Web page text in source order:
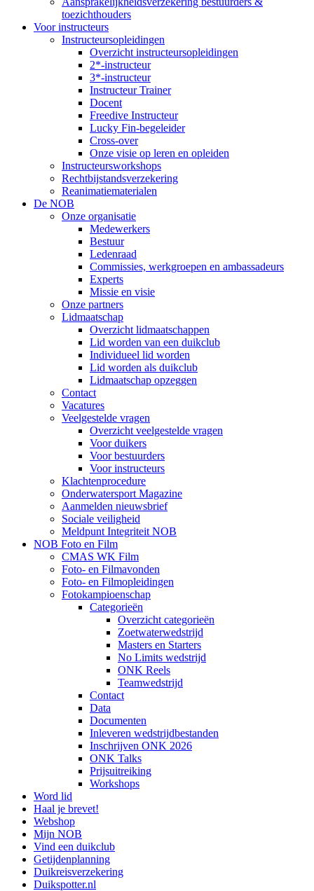
toezichthouders
Voor instructeurs
Instructeursopleidingen
Overzicht instructeursopleidingen
2*-instructeur
3*-instructeur
Instructeur Trainer
Docent
Freedive Instructeur
Lucky Fin-begeleider
Cross-over
Onze visie op leren en opleiden
Instructeursworkshops
Rechtbijstandsverzekering
Reanimatiematerialen
De NOB
Onze organisatie
Medewerkers
Bestuur
Ledenraad
Commissies, werkgroepen en ambassadeurs
Experts
Missie en visie
Onze partners
Lidmaatschap
Overzicht lidmaatschappen
Lid worden van een duikclub
Individueel lid worden
Lid worden als duikclub
Lidmaatschap opzeggen
Contact
Vacatures
Veelgestelde vragen
Overzicht veelgestelde vragen
Voor duikers
Voor bestuurders
Voor instructeurs
Klachtenprocedure
Onderwatersport Magazine
Aanmelden nieuwsbrief
Sociale veiligheid
Meldpunt Integriteit NOB
NOB Foto en Film
CMAS WK Film
Foto- en Filmavonden
Foto- en Filmopleidingen
Fotokampioenschap
Categorieën
Overzicht categorieën
Zoetwaterwedstrijd
Masters en Starters
No Limits wedstrijd
ONK Reels
Teamwedstrijd
Contact
Data
Documenten
Inleveren wedstrijdbestanden
Inschrijven ONK 2026
ONK Talks
Prijsuitreiking
Workshops
Word lid
Haal je brevet!
Webshop
Mijn NOB
Vind een duikclub
Getijdenplanning
Duikreisverzekering
Duikspotter.nl